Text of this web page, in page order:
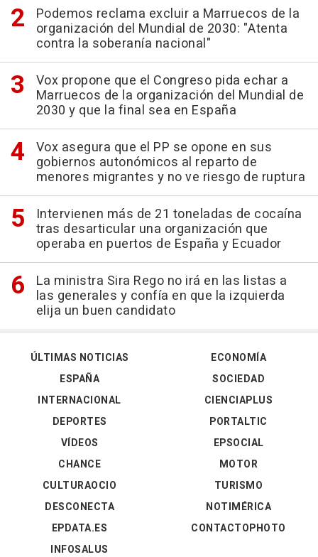
Podemos reclama excluir a Marruecos de la
organización del Mundial de 2030: "Atenta
contra la soberanía nacional"
Vox propone que el Congreso pida echar a
Marruecos de la organización del Mundial de
2030 y que la final sea en España
Vox asegura que el PP se opone en sus
gobiernos autonómicos al reparto de
menores migrantes y no ve riesgo de ruptura
Intervienen más de 21 toneladas de cocaína
tras desarticular una organización que
operaba en puertos de España y Ecuador
La ministra Sira Rego no irá en las listas a
las generales y confía en que la izquierda
elija un buen candidato
ÚLTIMAS NOTICIAS
ESPAÑA
INTERNACIONAL
DEPORTES
VÍDEOS
ECONOMÍA
SOCIEDAD
CIENCIAPLUS
PORTALTIC
EPSOCIAL
CHANCE
CULTURAOCIO
DESCONECTA
EPDATA.ES
INFOSALUS
MOTOR
TURISMO
NOTIMÉRICA
CONTACTOPHOTO